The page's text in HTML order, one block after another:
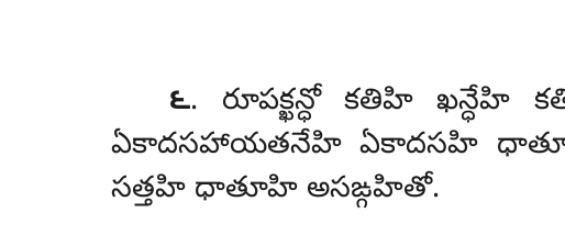
౬. రూపక్ఖన్ధోకతిహి ఖన్ధేహి
ఏకాదసహాయతనేహి ఏకాదసహి
సత్తహి ధాతూహి అసఙ్గహితో.